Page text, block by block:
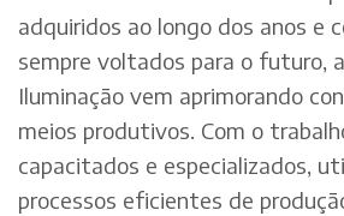
adquiridos ao longo dos anos e
sempre voltados para o futuro, a
Iluminação vem aprimorando
meios produtivos. Com o
capacitados e especializados,
processos eficientes de